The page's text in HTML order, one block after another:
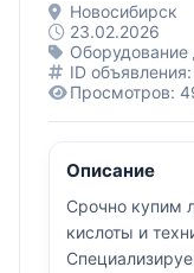
Новосибирск
23.02.2026
Оборудование
ID
Просмотров:
Описание
Срочно купим
кислоты и